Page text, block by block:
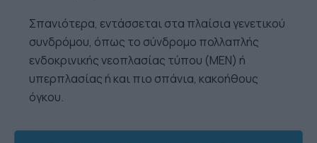
Σπανιότερα, εντάσσεται στα πλαίσια γενετικού
συνδρόμου, όπως το σύνδρομο πολλαπλής
ενδοκρινικής νεοπλασίας τύπου (MEN) ή
υπερπλασίας ή και πιο σπάνια, κακοήθους
όγκου.